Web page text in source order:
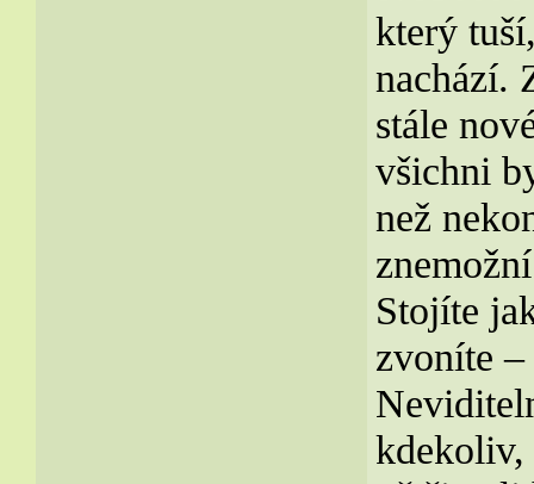
který
nachází.
stále
všichni
než
Stojíte
zvoníte –
kdekoliv,